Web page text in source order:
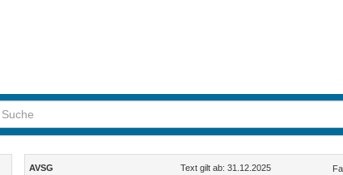
Inhalt
AVSG Text gilt ab: 31.12.2025